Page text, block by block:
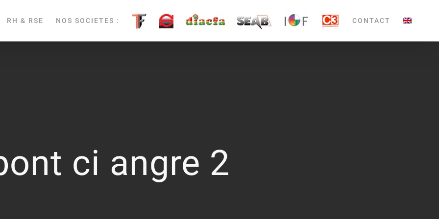
RH & RSE NOS SOCIETES : CONTACT
ci angre 2